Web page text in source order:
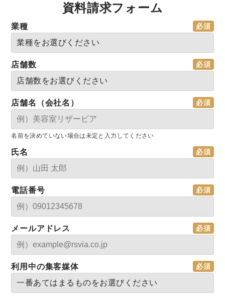
資料請求フォーム
業種
店舗数
店舗名（会社名）
名前を決めていない場合は未定と入力してください
氏名
電話番号
メールアドレス
利用中の集客媒体